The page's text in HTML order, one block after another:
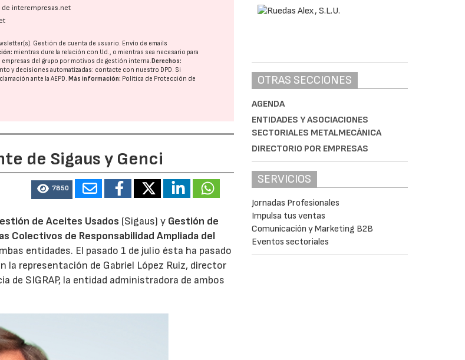
interempresas.net
Gestión de cuenta de usuario. Envío de emails
mientras dure la relación con Ud., o mientras sea necesario para
empresas del grupo por motivos de gestión interna. Derechos:
y decisiones automatizadas: contacte con nuestro DPD. Si
ante laAEPD. Más información: Política de Protección de
de Sigaus y Genci
7850
de Aceites Usados (Sigaus) y Gestión de
Colectivos de Responsabilidad Ampliada del
entidades. El pasado 1 de julio ésta ha pasado
la representación de Gabriel López Ruiz, director
de SIGRAP, la entidad administradora de ambos
OTRAS SECCIONES
AGENDA
ENTIDADES Y ASOCIACIONES
SECTORIALES METALMECÁNICA
DIRECTORIO POR EMPRESAS
SERVICIOS
Jornadas Profesionales
Impulsa tus ventas
Comunicación y Marketing B2B
Eventos sectoriales